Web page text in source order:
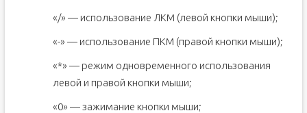
«/» — использование ЛКМ (левой кнопки мыши);
«-» — использование ПКМ (правой кнопки мыши);
«*» — режим одновременного использования
левой и правой кнопки мыши;
«0» — зажимание кнопки мыши;